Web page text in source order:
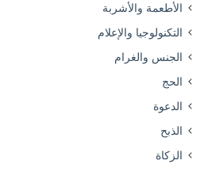
الأطعمة والأشربة
التكنولوجيا والإعلام
الجنس والغرام
الحج
الدعوة
الذبح
الزكاة